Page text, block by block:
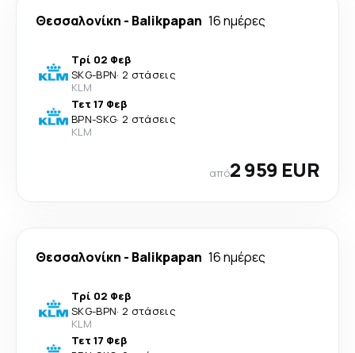
Θεσσαλονίκη - Balikpapan 16 ημέρες
Τρί 02 Φεβ
SKG-BPN· 2 στάσεις
KLM
Τετ 17 Φεβ
BPN-SKG· 2 στάσεις
KLM
από2 959 EUR
Θεσσαλονίκη - Balikpapan 16 ημέρες
Τρί 02 Φεβ
SKG-BPN· 2 στάσεις
KLM
Τετ 17 Φεβ